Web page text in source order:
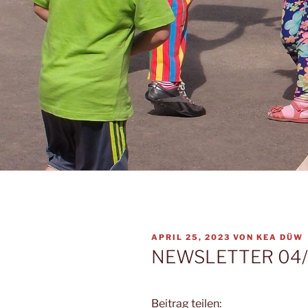
VERÖFFENTLICHT
AM
APRIL 25, 2023 VON KEA DÜW
NEWSLETTER
Beitrag teilen: